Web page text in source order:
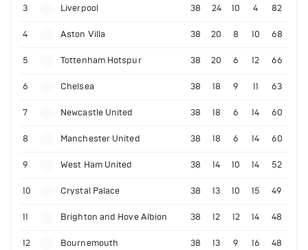
3 Liverpool 38 24 10 4 82
4 Aston Villa 38 20 8 10 68
5 Tottenham Hotspur 38 20 6 12 66
6 Chelsea 38 18 9 11 63
7 Newcastle United 38 18 6 14 60
8 Manchester United 38 18 6 14 60
9 West Ham United 38 14 10 14 52
10 Crystal Palace 38 13 10 15 49
11 Brighton and Hove Albion 38 12 12 14 48
12 Bournemouth 38 13 9 16 48